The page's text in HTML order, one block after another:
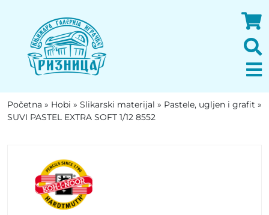
Početna » Hobi » Slikarski materijal » Pastele, ugljen i grafit »
SUVI PASTEL EXTRA SOFT 1/12 8552